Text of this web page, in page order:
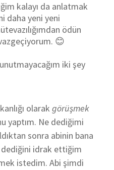
kalayı da anlatmak
daha yeni yeni
ödün
😊
iki şey
olarak görüşmek
yaptım. Ne dediğimi
sonra abinin bana
idrak ettiğim
istedim. Abi şimdi